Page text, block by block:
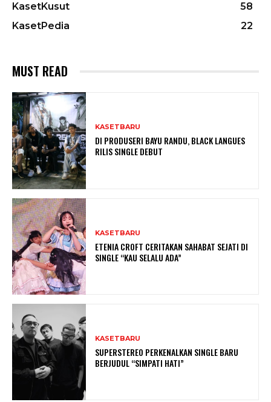
KasetKusut
58
KasetPedia
22
MUST READ
KASETBARU
DI PRODUSERI BAYU RANDU, BLACK LANGUES
RILIS SINGLE DEBUT
KASETBARU
ETENIA CROFT CERITAKAN SAHABAT SEJATI DI
SINGLE “KAU SELALU ADA”
KASETBARU
SUPERSTEREO PERKENALKAN SINGLE BARU
BERJUDUL “SIMPATI HATI”